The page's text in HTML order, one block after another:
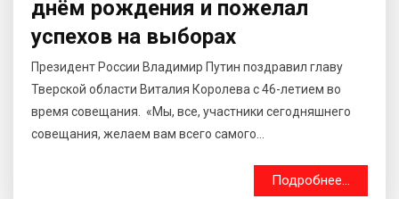
днём рождения и пожелал
успехов на выборах
Президент России Владимир Путин поздравил главу
Тверской области Виталия Королева с 46-летием во
время совещания. «Мы, все, участники сегодняшнего
совещания, желаем вам всего самого...
Подробнее...